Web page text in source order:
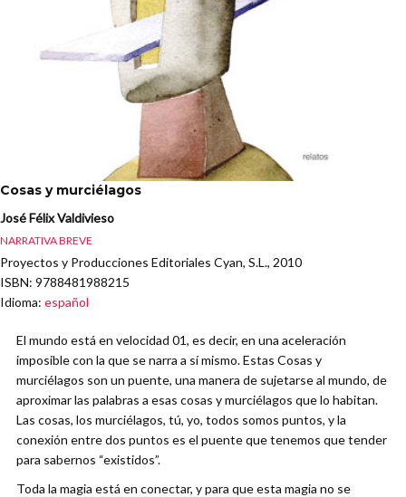
Cosas y murciélagos
José Félix Valdivieso
NARRATIVA BREVE
Proyectos y Producciones Editoriales Cyan, S.L., 2010
ISBN: 9788481988215
Idioma: español
El mundo está en velocidad 01, es decir, en una aceleración
imposible con la que se narra a sí mismo. Estas Cosas y
murciélagos son un puente, una manera de sujetarse al mundo, de
aproximar las palabras a esas cosas y murciélagos que lo habitan.
Las cosas, los murciélagos, tú, yo, todos somos puntos, y la
conexión entre dos puntos es el puente que tenemos que tender
para sabernos “existidos”.
Toda la magia está en conectar, y para que esta magia no se